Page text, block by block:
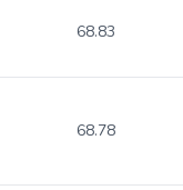
68.83
68.78